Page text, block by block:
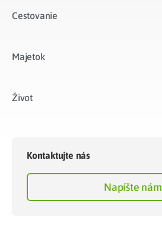
Cestovanie
Majetok​
Život​
Kontaktujte nás
Napíšte nám